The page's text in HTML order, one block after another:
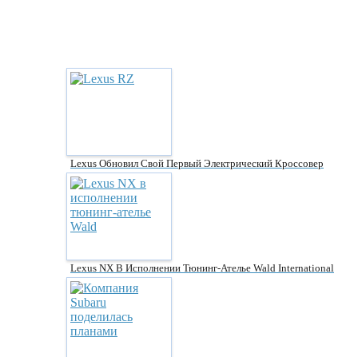
Lexus Обновил Свой Первый Электрический Кроссовер
Lexus NX В Исполнении Тюнинг-Ателье Wald International